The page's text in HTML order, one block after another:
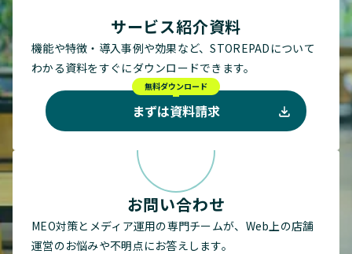
お問い合わせ
MEO対策とメディア運用の専門チームが、Web上の店舗
運営のお悩みや不明点にお答えします。
サービス紹介資料
機能や特徴・導入事例や効果など、STOREPADについて
わかる資料をすぐにダウンロードできます。
無料ダウンロード
まずは資料請求